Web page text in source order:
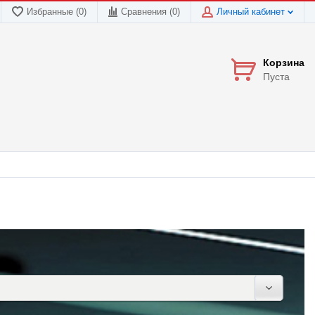
Избранные (0) Сравнения (0) Личный кабинет
Корзина
Пуста